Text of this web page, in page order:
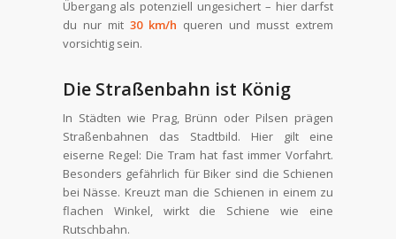
Übergang als potenziell ungesichert – hier darfst
du nur mit 30 km/h queren und musst extrem
vorsichtig sein.
Die Straßenbahn ist König
In Städten wie Prag, Brünn oder Pilsen prägen
Straßenbahnen das Stadtbild. Hier gilt eine
eiserne Regel: Die Tram hat fast immer Vorfahrt.
Besonders gefährlich für Biker sind die Schienen
bei Nässe. Kreuzt man die Schienen in einem zu
flachen Winkel, wirkt die Schiene wie eine
Rutschbahn.